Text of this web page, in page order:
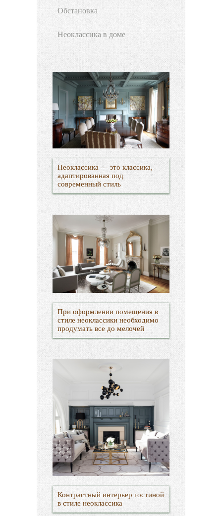
Обстановка
Неоклассика в доме
Неоклассика — это классика,
адаптированная под
современный стиль
При оформлении помещения в
стиле неоклассики необходимо
продумать все до мелочей
Контрастный интерьер гостиной
в стиле неоклассика